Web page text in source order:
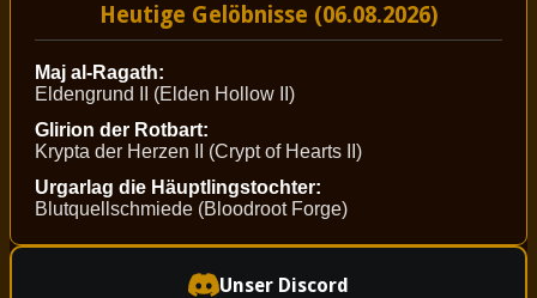
Heutige Gelöbnisse (06.08.2026)
Maj al-Ragath:
Eldengrund II (Elden Hollow II)
Glirion der Rotbart:
Krypta der Herzen II (Crypt of Hearts II)
Urgarlag die Häuptlingstochter:
Blutquellschmiede (Bloodroot Forge)
Unser Discord